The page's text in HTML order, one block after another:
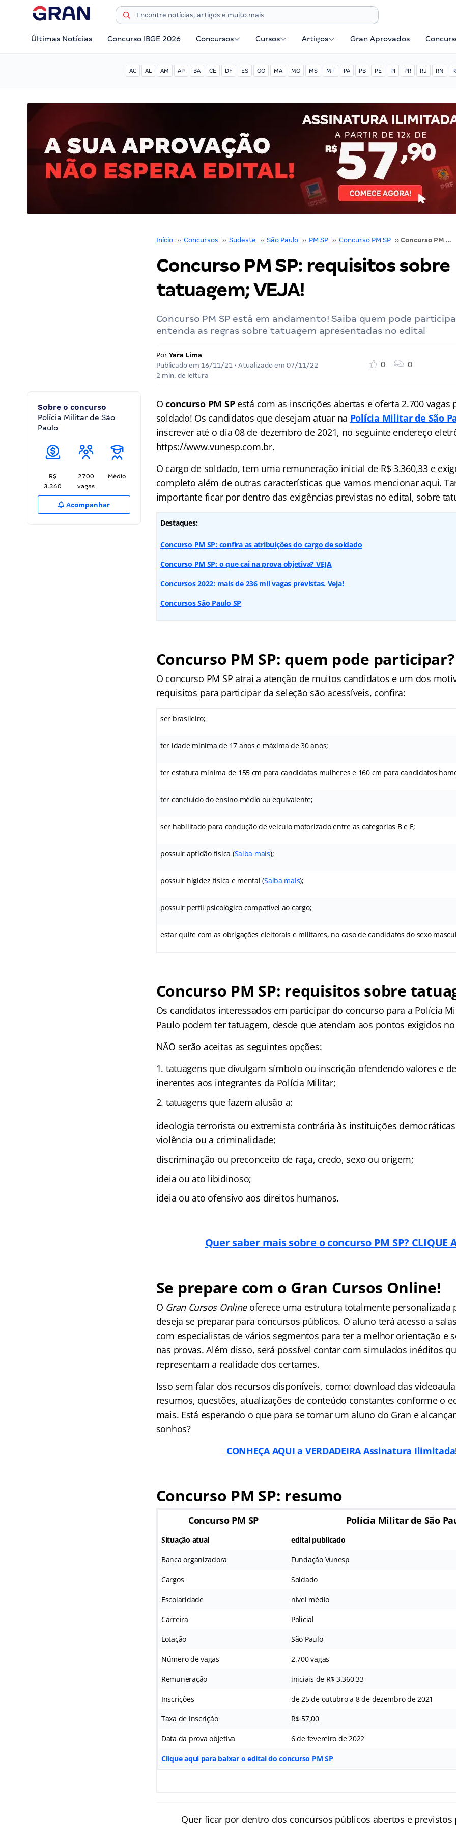
Últimas Notícias Concurso IBGE 2026 Concursos Cursos Artigos Gran Aprovados
AC AL AM AP BA CE DF ES GO MA MG MS MT PA PB PE PI PR RJ RN
Início ›› Concursos ›› Sudeste ›› São Paulo ›› PM SP ›› Concurso PM SP ›› Concurso PM SP: requisitos sobre tatuagem; VEJA!
Concurso PM SP: requisitos sobre
tatuagem; VEJA!
Concurso PM SP está em andamento! Saiba quem pode
entenda as regras sobre tatuagem apresentadas no edital
Por Yara Lima
Publicado em 16/11/21• Atualizado em 07/11/22
2 min. de leitura
0 0
Sobre o concurso
Polícia Militar de São
Paulo
R$
3.360
2700
vagas
Médio
Acompanhar
O concurso PM SPestá com as inscrições abertas e oferta 2.700 vagas
soldado! Os candidatos que desejam atuar na Polícia Militar de São
inscrever até o dia 08 de dezembro de 2021, no seguinte endereço
https://www.vunesp.com.br.
O cargo de soldado, tem uma remuneração inicial de R$ 3.360,33 e
completo além de outras características que vamos mencionar aqui.
importante ficar por dentro das exigências previstas no edital, sobre
Destaques:
Concurso PM SP: confira as atribuições do cargo de soldado
Concurso PM SP: o que cai na prova objetiva? VEJA
Concursos 2022: mais de 236 mil vagas previstas. Veja!
Concursos São Paulo SP
Concurso PM SP: quem pode participar?
O concurso PM SP atrai a atenção de muitos candidatos e um dos
requisitos para participar da seleção são acessíveis, confira:
ser brasileiro;
ter idade mínima de 17 anos e máxima de 30 anos;
ter estatura mínima de 155 cm para candidatas mulheres e 160 cm para candidatos
ter concluído do ensino médio ou equivalente;
ser habilitado para condução de veículo motorizado entre as categorias B e E;
possuir aptidão física (Saiba mais);
possuir higidez física e mental (Saiba mais);
possuir perfil psicológico compatível ao cargo;
estar quite com as obrigações eleitorais e militares, no caso de candidatos do sexo
Concurso PM SP: requisitos sobre
Os candidatos interessados em participar do concurso para a Polícia
Paulo podem ter tatuagem, desde que atendam aos pontos exigidos
NÃO serão aceitas as seguintes opções:
tatuagens que divulgam símbolo ou inscrição ofendendo valores e
inerentes aos integrantes da Polícia Militar;
tatuagens que fazem alusão a:
ideologia terrorista ou extremista contrária às instituições
violência ou a criminalidade;
discriminação ou preconceito de raça, credo, sexo ou origem;
ideia ou ato libidinoso;
ideia ou ato ofensivo aos direitos humanos.
Quer saber mais sobre o concurso PM SP? CLIQUE
Se prepare com o Gran Cursos Online!
O Gran Cursos Onlineoferece uma estrutura totalmente personalizada
deseja se preparar para concursos públicos. O aluno terá acesso a
com especialistas de vários segmentos para ter a melhor orientação e
nas provas. Além disso, será possível contar com simulados inéditos
representam a realidade dos certames.
Isso sem falar dos recursos disponíveis, como: download das
resumos, questões, atualizações de conteúdo constantes conforme o
mais. Está esperando o que para se tornar um aluno do Gran e
sonhos?
CONHEÇA AQUI a VERDADEIRA Assinatura
Concurso PM SP: resumo
Concurso PM SP Polícia Militar de São
Situação atual edital publicado
Banca organizadora Fundação Vunesp
Cargos Soldado
Escolaridade nível médio
Carreira Policial
Lotação São Paulo
Número de vagas 2.700 vagas
Remuneração iniciais de R$ 3.360,33
Inscrições de 25 de outubro a 8 de dezembro de 2021
Taxa de inscrição R$ 57,00
Data da prova objetiva 6 de fevereiro de 2022
Clique aqui para baixar o edital do concurso PM SP
Quer ficar por dentro dos concursos públicos abertos e previstos